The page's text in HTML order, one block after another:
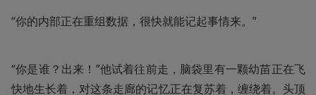
“你的内部正在重组数据，很快就能记起事情来。”
“你是谁？出来！”他试着往前走，脑袋里有一颗幼苗正在飞
快地生长着，对这条走廊的记忆正在复苏着，缠绕着。头顶